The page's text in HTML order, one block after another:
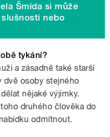
Šmída si může
nebo
tykání?
a zásadně také starší
dvě osoby stejného
nějaké výjimky.
druhého člověka do
odmítnout.